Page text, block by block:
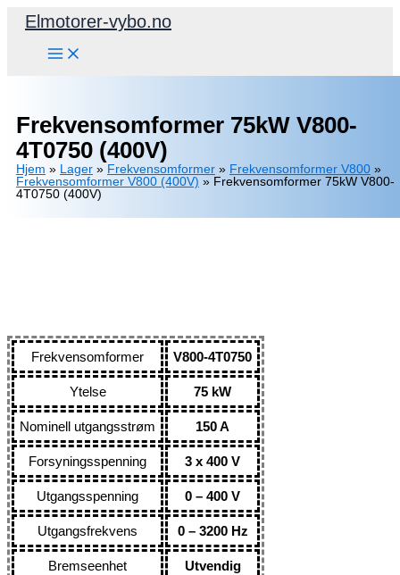
HoppElmotorer-vybo.no
Frekvensomformer 75kW V800-
4T0750 (400V)
Hjem » Lager » Frekvensomformer » Frekvensomformer V800 »
Frekvensomformer V800 (400V) » Frekvensomformer 75kW V800-
4T0750 (400V)
Frekvensomformer V800-4T0750
Ytelse 75 kW
Nominell utgangsstrøm 150 A
Forsyningsspenning 3 x 400 V
Utgangsspenning 0 – 400 V
Utgangsfrekvens 0 – 3200 Hz
Bremseenhet Utvendig